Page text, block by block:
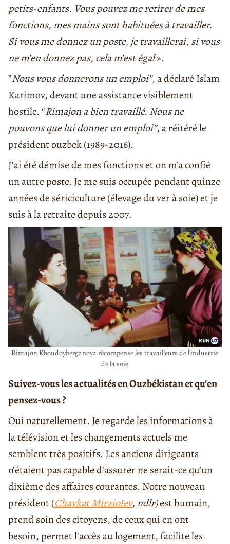
petits-enfants. Vous pouvez me retirer de mes
fonctions, mes mains sont habituées à travailler.
Si vous me donnez un poste, je travaillerai, si vous
ne m’en donnez pas, cela m’est égal».
”Nous vous donnerons un emploi”, a déclaré Islam
Karimov, devant une assistance visiblement
hostile. “Rimajon a bien travaillé. Nous ne
pouvons que lui donner un emploi”, a réitéré le
président ouzbek (1989-2016).
J’ai été démise de mes fonctions et on m’a confié
un autre poste. Je me suis occupée pendant quinze
années de sériciculture (élevage du ver à soie) et je
suis à la retraite depuis 2007.
Rimajon Khoudoyberganova récompense les travailleurs de l’industrie
de la soie
Suivez-vous les actualités en Ouzbékistan et qu’en
pensez-vous ?
Oui naturellement. Je regarde les informations à
la télévision et les changements actuels me
semblent très positifs. Les anciens dirigeants
n’étaient pas capable d’assurer ne serait-ce qu’un
dixième des affaires courantes. Notre nouveau
président (Chavkat Mirzioïev, ndlr)est humain,
prend soin des citoyens, de ceux qui en ont
besoin, permet l’accès au logement, facilite les